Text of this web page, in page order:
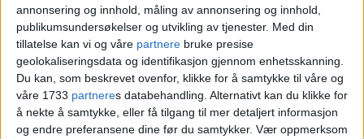
annonsering og innhold, måling av annonsering og innhold,
publikumsundersøkelser og utvikling av tjenester. Med din
tillatelse kan vi og våre partnere bruke presise
geolokaliseringsdata og identifikasjon gjennom enhetsskanning.
Du kan, som beskrevet ovenfor, klikke for å samtykke til våre og
våre 1733 partneres databehandling. Alternativt kan du klikke for
å nekte å samtykke, eller få tilgang til mer detaljert informasjon
og endre preferansene dine før du samtykker. Vær oppmerksom
Sindre Mellesmo, leder ved AMK i Oslo,
sier til kanalen at de erkjenner at dette er
noe de burde ha trent på.
Helse- og omsorgsministerBent Høie(H)